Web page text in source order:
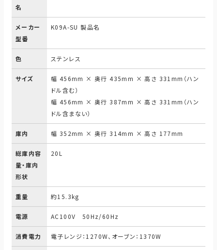
名
メーカー
型番
K09A-SU 製品名
色 ステンレス
サイズ
幅 456mm × 奥行 435mm × 高さ 331mm（ハン
ドル含む）
幅 456mm × 奥行 387mm × 高さ 331mm（ハン
ドル含まない）
庫内 幅 352mm × 奥行 314mm × 高さ 177mm
総庫内容
量・庫内
形状
20L
重量 約15.3kg
電源 AC100V 50Hz/60Hz
消費電力 電子レンジ：1270W、オーブン：1370W